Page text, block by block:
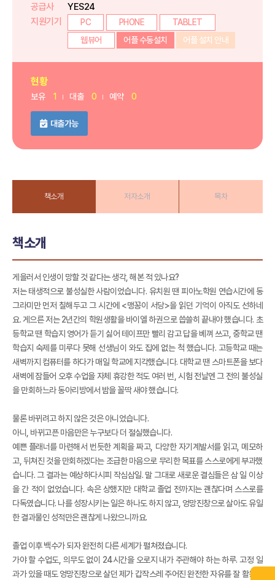
공급사
YES24
지원기기
PC PHONE
TABLET
웹뷰어
어플 수동설치 어플 설치 안내
현황
보유 1 대출 0 예약 0
대출가능
책소개 저자소개 목차
책소개
게을러서 인생이 망할 것 같다는 생각, 해본 적 있나요?
저는 태생적으로 불성실한 사람이었습니다. 유치원 땐 피아노학원 연습시간에 동
그라미만 먼저 칠해두고 그 시간에 <맹꽁이 서당>을 읽던 기억이 아직도 선하네
요. 게으른 저는 2년간의 학원생활을 바이엘 하권으로 씁쓸히 끝내야 했습니다. 초
등학교 땐 학습지 영어가 듣기 싫어 테이프만 빨리 감고 답을 베껴 쓰고, 중학교 땐
학습지 숙제를 미루다 못해 선생님이 와도 집에 없는 척 했습니다. 고등학교 때는
새벽까지 컴퓨터를 하다가 매일 학교에 지각했습니다. 대학교 땐 스마트폰을 보다
새벽에 잠들어 오후 수업을 자체 휴강한 적도 여러 번, 시험 전날엔 그 전의 불성실
을 만회하느라 동아리방에서 밤을 꼴딱 새야 했습니다.
물론 바뀌려고 하지 않은 것은 아니었습니다.
아니, 바뀌고픈 마음만은 누구보다 더 절실했습니다.
예쁜 플래너를 마련해서 번듯한 계획을 짜고, 다양한 자기계발서를 읽고, 메모하
고, 뒤쳐진 것을 만회하겠다는 조급한 마음으로 무리한 목표를 스스로에게 부과했
습니다. 그 결과는 예상하다시피 작심삼일. 말 그대로 새로운 결심들은 삼 일 이상
을 간 적이 없었습니다. 속은 상했지만 대학교 졸업 전까지는 괜찮다며 스스로를
다독였습니다. 나를 성장시키는 일은 하나도 하지 않고, 엉망진창으로 살아도 유일
한 결과물인 성적만은 괜찮게 나왔으니까요.
졸업 이후 백수가 되자 완전히 다른 세계가 펼쳐졌습니다.
가야 할 수업도, 의무도 없이 24시간을 오로지 내가 주관해야 하는 하루. 고정 일
과가 있을 때도 엉망진창으로 살던 제가 갑작스레 주어진 완전한 자유를 잘 활용할